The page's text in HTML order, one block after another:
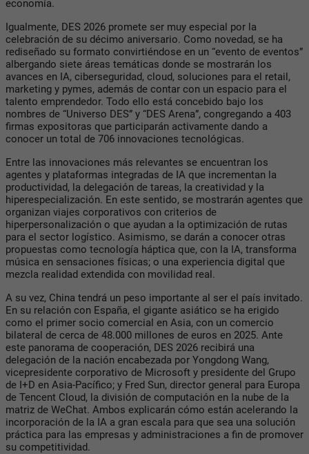
economía.
Igualmente, DES 2026 promete ser muy especial por la
celebración de su décimo aniversario. Como novedad, se ha
rediseñado su formato convirtiéndose en un “evento de eventos”
albergando siete áreas temáticas donde se mostrarán los
avances en IA, ciberseguridad, cloud, soluciones para el retail,
marketing y pymes, además de contar con un espacio para el
talento emprendedor. Todo ello está concebido bajo los
nombres de “Universo DES” y “DES Arena”, congregando a 403
firmas expositoras que participarán activamente dando a
conocer un total de 706 innovaciones tecnológicas.
Entre las innovaciones más relevantes se encuentran los
agentes y plataformas integradas de IA que incrementan la
productividad, la delegación de tareas, la creatividad y la
hiperespecialización. En este sentido, se mostrarán agentes que
organizan viajes corporativos con criterios de
hiperpersonalización o que ayudan a la optimización de rutas
para el sector logístico. Asimismo, se darán a conocer otras
propuestas como tecnología háptica que, con la IA, transforma
música en sensaciones físicas; o una experiencia digital que
mezcla realidad extendida con movilidad real.
A su vez, China tendrá un peso importante al ser el país invitado.
En su relación con España, el gigante asiático se ha erigido
como el primer socio comercial en Asia, con un comercio
bilateral de cerca de 48.000 millones de euros en 2025. Ante
este panorama de cooperación, DES 2026 recibirá una
delegación de la nación encabezada por Yongdong Wang,
vicepresidente corporativo de Microsoft y presidente del Grupo
de I+D en Asia-Pacífico; y Fred Sun, director general para Europa
de Tencent Cloud, la división de computación en la nube de la
matriz de WeChat. Ambos explicarán cómo están acelerando la
incorporación de la IA a gran escala para que sea una solución
práctica para las empresas y administraciones a fin de promover
su competitividad.